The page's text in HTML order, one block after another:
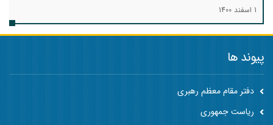
1 اسفند 1400
پیوند ها
دفتر مقام معظم رهبری
ریاست جمهوری